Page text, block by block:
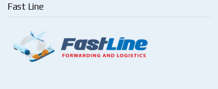
Fast Line